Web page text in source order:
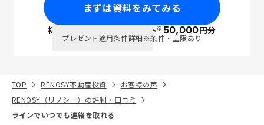
まずは資料をみてみる
初回面談で ポイント※50,000円分
プレゼント適用条件詳細※条件・上限あり
TOP RENOSY不動産投資
お客様の声
RENOSY（リノシー）の評判・口コミ
ラインでいつでも連絡を取れる